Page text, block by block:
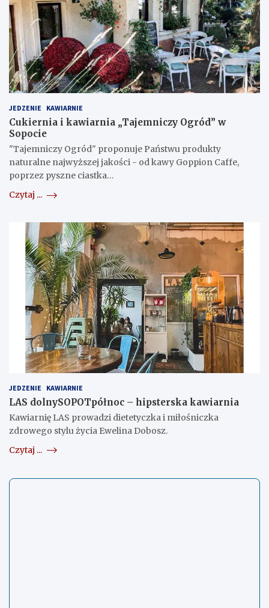
JEDZENIE KAWIARNIE
Cukiernia i kawiarnia „Tajemniczy Ogród” w
Sopocie
"Tajemniczy Ogród" proponuje Państwu produkty
naturalne najwyższej jakości - od kawy Goppion Caffe,
poprzez pyszne ciastka…
Czytaj ...
JEDZENIE KAWIARNIE
LAS dolnySOPOTpółnoc – hipsterska kawiarnia
Kawiarnię LAS prowadzi dietetyczka i miłośniczka
zdrowego stylu życia Ewelina Dobosz.
Czytaj ...